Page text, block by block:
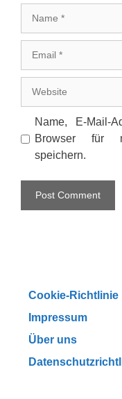
Name, E-Mail-
Browser für
speichern.
Cookie-Richtlinie
Impressum
Über uns